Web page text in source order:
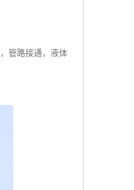
管路接通，液体